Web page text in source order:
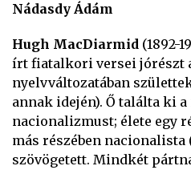
Nádasdy Ádám
Hugh MacDiarmid (1892-
írt fiatalkori versei jórészt
nyelvváltozatában
annak idején). Ő találta ki
nacionalizmust; élete egy
más részében
szövögetett. Mindkét